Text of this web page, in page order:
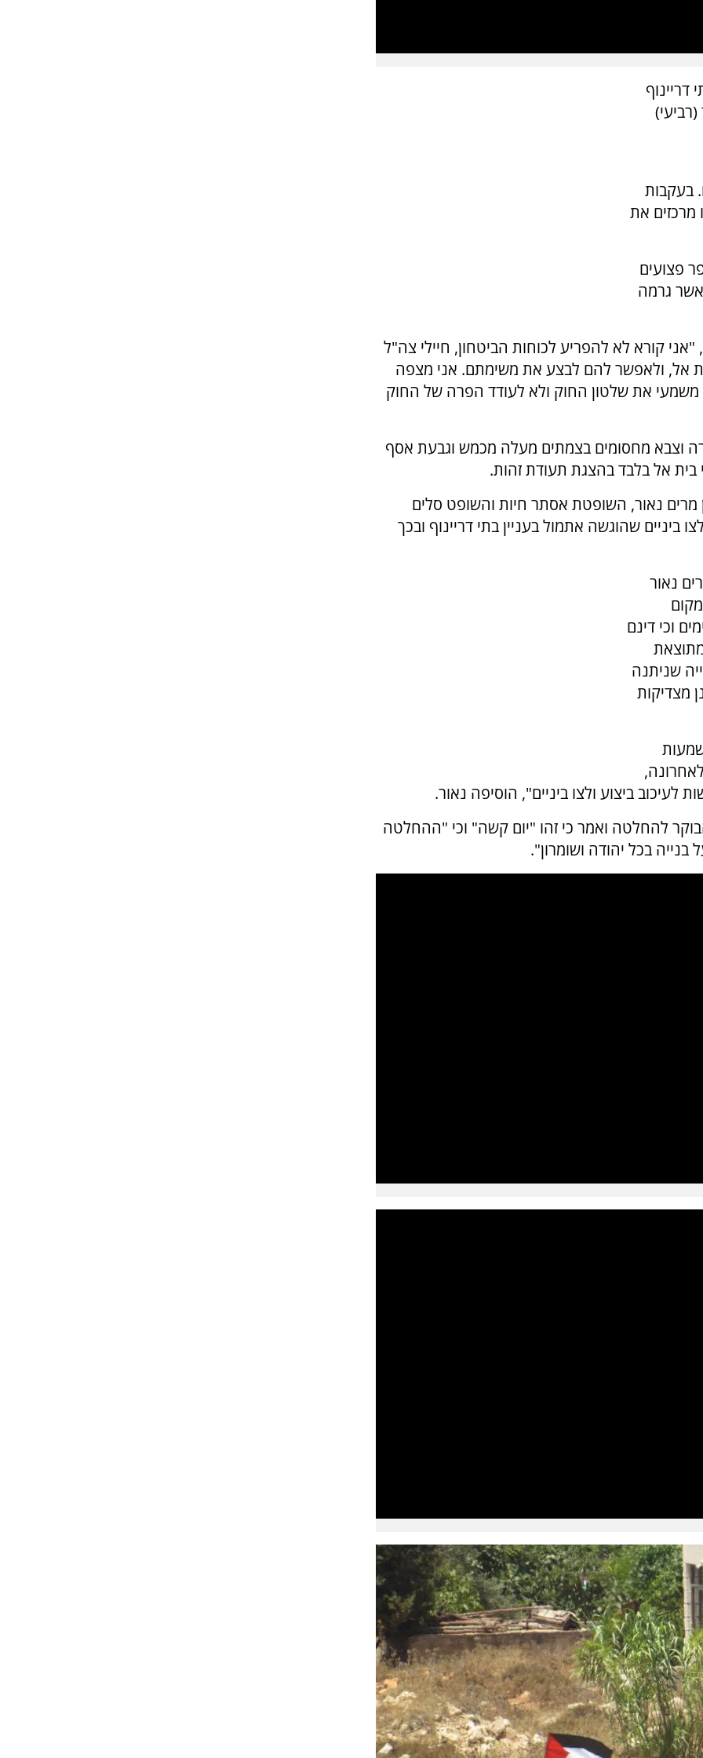
דריינוף
בעקבות
מרכזים את
פצועים
גרמה
קורא לא להפריע לכוחות הביטחון, חיילי צה"ל
אל, ולאפשר להם לבצע את משימתם. ‏אני מצפה
משמעי את שלטון החוק ולא לעודד הפרה של החוק
וצבא מחסומים בצמתים מעלה מכמש וגבעת אסף
בית אל בלבד בהצגת תעודת זהות.
מרים נאור, השופטת אסתר חיות והשופט סלים
שהוגשה אתמול בעניין בתי דריינוף ובכך
נאור
וכי דינם
שניתנה
מצדיקות
ביצוע ולצו ביניים", הוסיפה נאור.
להחלטה ואמר כי זהו "יום קשה" וכי "ההחלטה
בכל יהודה ושומרון".